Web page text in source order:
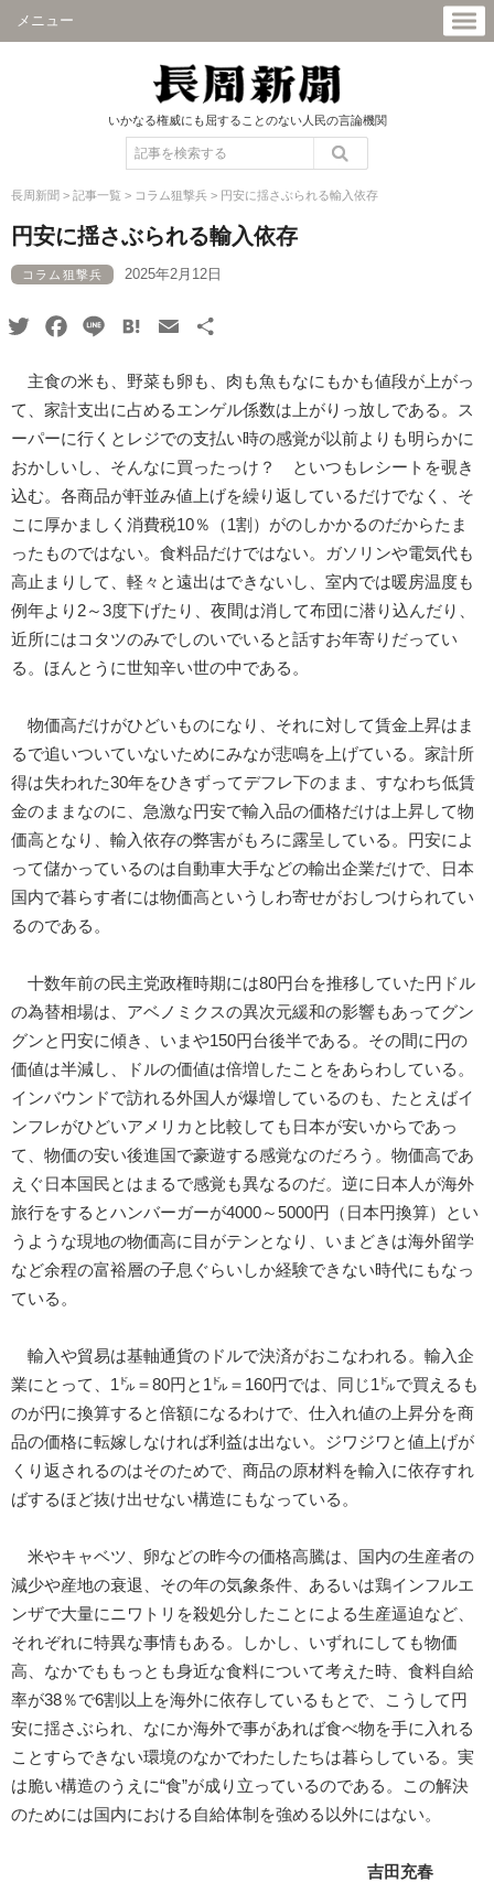
メニュー
いかなる権威にも屈することのない人民の言論機関
長周新聞 > 記事一覧 > コラム狙撃兵 > 円安に揺さぶられる輸入依存
円安に揺さぶられる輸入依存
コラム狙撃兵 2025年2月12日
TwitterFacebook
Line HatenaEmail
主食の米も、野菜も卵も、肉も魚もなにもかも値段が上がっ
て、家計支出に占めるエンゲル係数は上がりっ放しである。ス
ーパーに行くとレジでの支払い時の感覚が以前よりも明らかに
おかしいし、そんなに買ったっけ？ といつもレシートを覗き
込む。各商品が軒並み値上げを繰り返しているだけでなく、そ
こに厚かましく消費税10％（1割）がのしかかるのだからたま
ったものではない。食料品だけではない。ガソリンや電気代も
高止まりして、軽々と遠出はできないし、室内では暖房温度も
例年より2～3度下げたり、夜間は消して布団に潜り込んだり、
近所にはコタツのみでしのいでいると話すお年寄りだってい
る。ほんとうに世知辛い世の中である。
物価高だけがひどいものになり、それに対して賃金上昇はま
るで追いついていないためにみなが悲鳴を上げている。家計所
得は失われた30年をひきずってデフレ下のまま、すなわち低賃
金のままなのに、急激な円安で輸入品の価格だけは上昇して物
価高となり、輸入依存の弊害がもろに露呈している。円安によ
って儲かっているのは自動車大手などの輸出企業だけで、日本
国内で暮らす者には物価高というしわ寄せがおしつけられてい
るのである。
十数年前の民主党政権時期には80円台を推移していた円ドル
の為替相場は、アベノミクスの異次元緩和の影響もあってグン
グンと円安に傾き、いまや150円台後半である。その間に円の
価値は半減し、ドルの価値は倍増したことをあらわしている。
インバウンドで訪れる外国人が爆増しているのも、たとえばイ
ンフレがひどいアメリカと比較しても日本が安いからであっ
て、物価の安い後進国で豪遊する感覚なのだろう。物価高であ
えぐ日本国民とはまるで感覚も異なるのだ。逆に日本人が海外
旅行をするとハンバーガーが4000～5000円（日本円換算）とい
うような現地の物価高に目がテンとなり、いまどきは海外留学
など余程の富裕層の子息ぐらいしか経験できない時代にもなっ
ている。
輸入や貿易は基軸通貨のドルで決済がおこなわれる。輸入企
業にとって、1㌦＝80円と1㌦＝160円では、同じ1㌦で買えるも
のが円に換算すると倍額になるわけで、仕入れ値の上昇分を商
品の価格に転嫁しなければ利益は出ない。ジワジワと値上げが
くり返されるのはそのためで、商品の原材料を輸入に依存すれ
ばするほど抜け出せない構造にもなっている。
米やキャベツ、卵などの昨今の価格高騰は、国内の生産者の
減少や産地の衰退、その年の気象条件、あるいは鶏インフルエ
ンザで大量にニワトリを殺処分したことによる生産逼迫など、
それぞれに特異な事情もある。しかし、いずれにしても物価
高、なかでももっとも身近な食料について考えた時、食料自給
率が38％で6割以上を海外に依存しているもとで、こうして円
安に揺さぶられ、なにか海外で事があれば食べ物を手に入れる
ことすらできない環境のなかでわたしたちは暮らしている。実
は脆い構造のうえに“食”が成り立っているのである。この解決
のためには国内における自給体制を強める以外にはない。
吉田充春